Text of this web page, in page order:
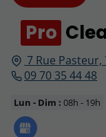
Pro
7 Rue Pasteur,
09 70 35 44 48
Lun - Dim :08h - 19h